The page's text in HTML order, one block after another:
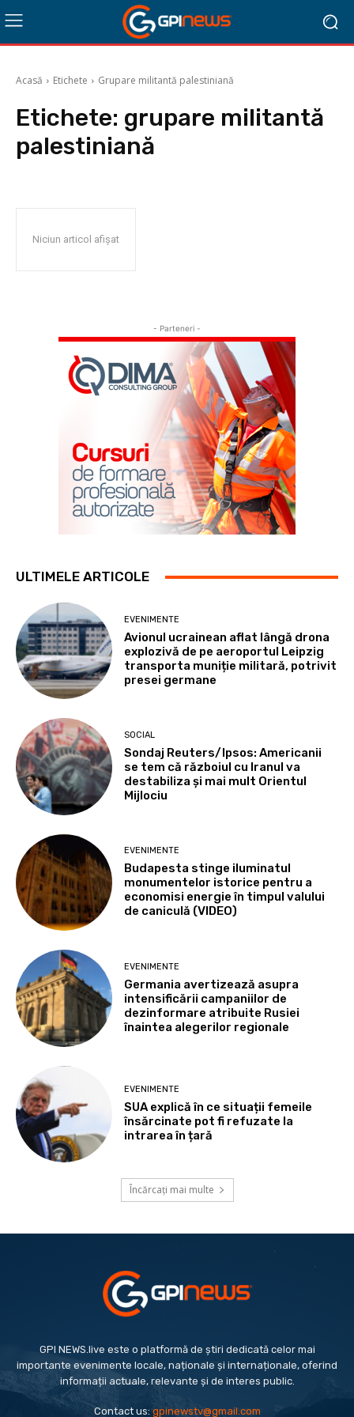
Acasă Etichete Grupare militantă palestiniană
Etichete: grupare militantă
palestiniană
Niciun articol afișat
- Parteneri -
ULTIMELE ARTICOLE
EVENIMENTE
Avionul ucrainean aflat lângă drona
explozivă de pe aeroportul Leipzig
transporta muniție militară, potrivit
presei germane
SOCIAL
Sondaj Reuters/Ipsos: Americanii
se tem că războiul cu Iranul va
destabiliza și mai mult Orientul
Mijlociu
EVENIMENTE
Budapesta stinge iluminatul
monumentelor istorice pentru a
economisi energie în timpul valului
de caniculă (VIDEO)
EVENIMENTE
Germania avertizează asupra
intensificării campaniilor de
dezinformare atribuite Rusiei
înaintea alegerilor regionale
EVENIMENTE
SUA explică în ce situații femeile
însărcinate pot fi refuzate la
intrarea în țară
Încărcați mai multe
GPI NEWS.live este o platformă de știri dedicată celor mai
importante evenimente locale, naționale și internaționale, oferind
informații actuale, relevante și de interes public.
Contact us:gpinewstv@gmail.com